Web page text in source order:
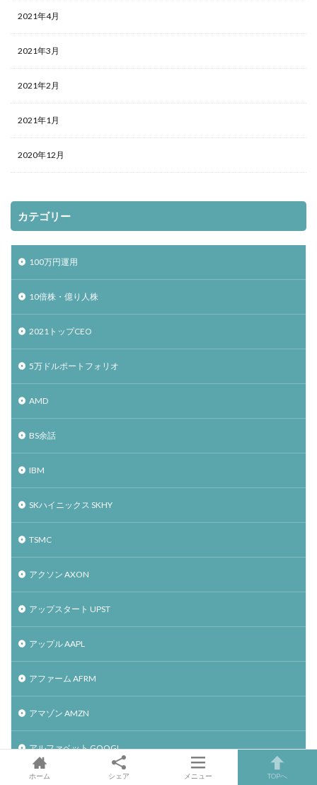
2021年4月
2021年3月
2021年2月
2021年1月
2020年12月
カテゴリー
100万円運用
10倍株・億り人株
2021トップCEO
5万ドルポートフォリオ
AMD
BS余話
IBM
SKハイニックス SKHY
TSMC
アクソン AXON
アップスタート UPST
アップル AAPL
アファーム AFRM
アマゾン AMZN
アルファベット GOOGL
アンソロピック
ホーム シェア メニュー TOPへ